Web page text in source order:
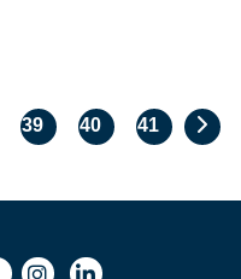
39 40 41